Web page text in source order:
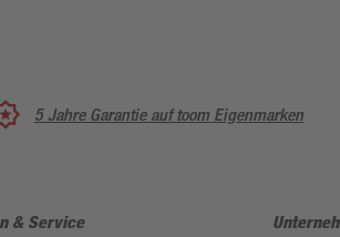
5 Jahre Garantie auf toom Eigenmarken
& Service